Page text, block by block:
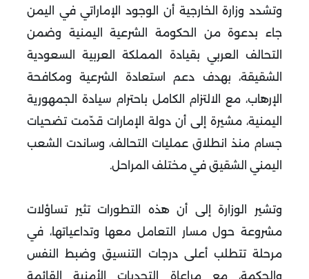
وتشدد وزارة الخارجية أن الوجود الإماراتي في اليمن
جاء بدعوة من الحكومة الشرعية اليمنية وضمن
التحالف العربي بقيادة المملكة العربية السعودية
الشقيقة، بهدف دعم استعادة الشرعية ومكافحة
الإرهاب، مع الالتزام الكامل باحترام سيادة الجمهورية
اليمنية، مشيرة إلى أن دولة الإمارات قدّمت تضحيات
جسام منذ انطلاق عمليات التحالف، وساندت الشعب
اليمني الشقيق في مختلف المراحل.
وتشير الوزارة إلى أن هذه التطورات تثير تساؤلات
مشروعة حول مسار التعامل معها وتداعياتها، في
مرحلة تتطلب أعلى درجات التنسيق وضبط النفس
والحكمة، مع مراعاة التحديات الأمنية القائمة